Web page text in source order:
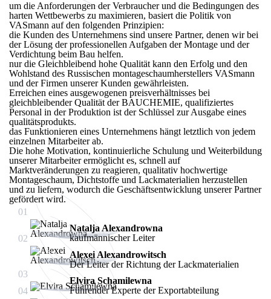
um die Anforderungen der Verbraucher und die Bedingungen des
harten Wettbewerbs zu maximieren, basiert die Politik von
VASmann auf den folgenden Prinzipien:
die Kunden des Unternehmens sind unsere Partner, denen wir bei
der Lösung der professionellen Aufgaben der Montage und der
Verdichtung beim Bau helfen.
nur die Gleichbleibend hohe Qualität kann den Erfolg und den
Wohlstand des Russischen montageschaumherstellers VASmann
und der Firmen unserer Kunden gewährleisten.
Erreichen eines ausgewogenen preisverhältnisses bei
gleichbleibender Qualität der BAUCHEMIE, qualifiziertes
Personal in der Produktion ist der Schlüssel zur Ausgabe eines
qualitätsprodukts.
das Funktionieren eines Unternehmens hängt letztlich von jedem
einzelnen Mitarbeiter ab.
Die hohe Motivation, kontinuierliche Schulung und Weiterbildung
unserer Mitarbeiter ermöglicht es, schnell auf
Marktveränderungen zu reagieren, qualitativ hochwertige
Montageschaum, Dichtstoffe und Lackmaterialien herzustellen
und zu liefern, wodurch die Geschäftsentwicklung unserer Partner
gefördert wird.
01
Natalja Alexandrowna
kaufmännischer Leiter
02
Alexei Alexandrowitsch
Der Leiter der Richtung der Lackmaterialien
03
Elvira Schamilewna
Führender Experte der Exportabteilung
04